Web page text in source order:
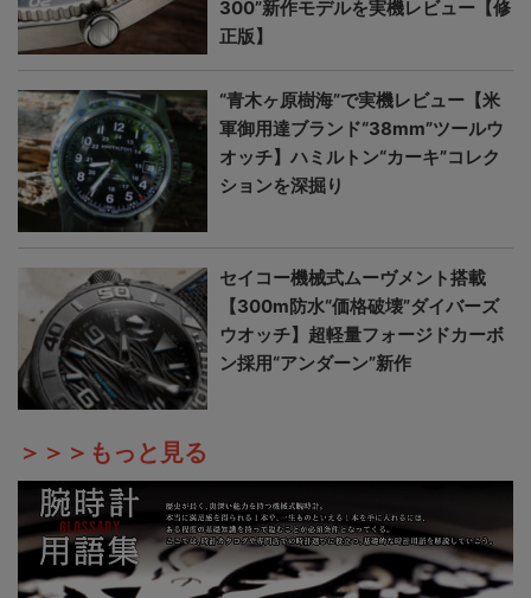
300”新作モデルを実機レビュー【修
正版】
“青木ヶ原樹海”で実機レビュー【米
軍御用達ブランド“38mm”ツールウ
オッチ】ハミルトン“カーキ”コレク
ションを深掘り
セイコー機械式ムーヴメント搭載
【300m防水“価格破壊”ダイバーズ
ウオッチ】超軽量フォージドカーボ
ン採用“アンダーン”新作
＞＞＞もっと見る